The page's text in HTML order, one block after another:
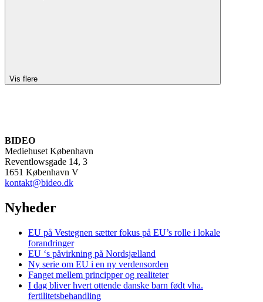
Vis flere
BIDEO
Mediehuset København
Reventlowsgade 14, 3
1651 København V
kontakt@bideo.dk
Nyheder
EU på Vestegnen sætter fokus på EU’s rolle i lokale
forandringer
EU ‘s påvirkning på Nordsjælland
Ny serie om EU i en ny verdensorden
Fanget mellem principper og realiteter
I dag bliver hvert ottende danske barn født vha.
fertilitetsbehandling